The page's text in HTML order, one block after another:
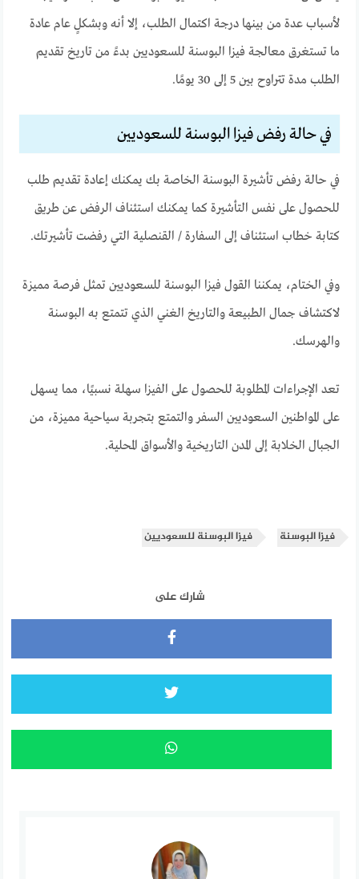
لأسباب عدة من بينها درجة اكتمال الطلب، إلا أنه وبشكلٍ عام عادة
ما تستغرق معالجة فيزا البوسنة للسعوديين بدءً من تاريخ تقديم
الطلب مدة تتراوح بين 5 إلى 30 يومًا.
في حالة رفض فيزا البوسنة للسعوديين
في حالة رفض تأشيرة البوسنة الخاصة بك يمكنك إعادة تقديم طلب
للحصول على نفس التأشيرة كما يمكنك استئناف الرفض عن طريق
كتابة خطاب استئناف إلى السفارة / القنصلية التي رفضت تأشيرتك.
وفي الختام، يمكننا القول فيزا البوسنة للسعوديين تمثل فرصة مميزة
لاكتشاف جمال الطبيعة والتاريخ الغني الذي تتمتع به البوسنة
والهرسك.
تعد الإجراءات المطلوبة للحصول على الفيزا سهلة نسبيًا، مما يسهل
على المواطنين السعوديين السفر والتمتع بتجربة سياحية مميزة، من
الجبال الخلابة إلى المدن التاريخية والأسواق المحلية.
فيزا البوسنة فيزا البوسنة للسعوديين
شارك على